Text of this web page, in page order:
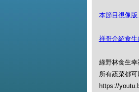
本節目視像
祥哥介紹食生
綠野林食生幸
所有蔬菜都
https://